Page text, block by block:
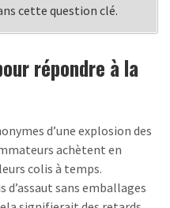
cette question clé.
répondre à la
d’une explosion des
achètent en
colis à temps.
sans emballages